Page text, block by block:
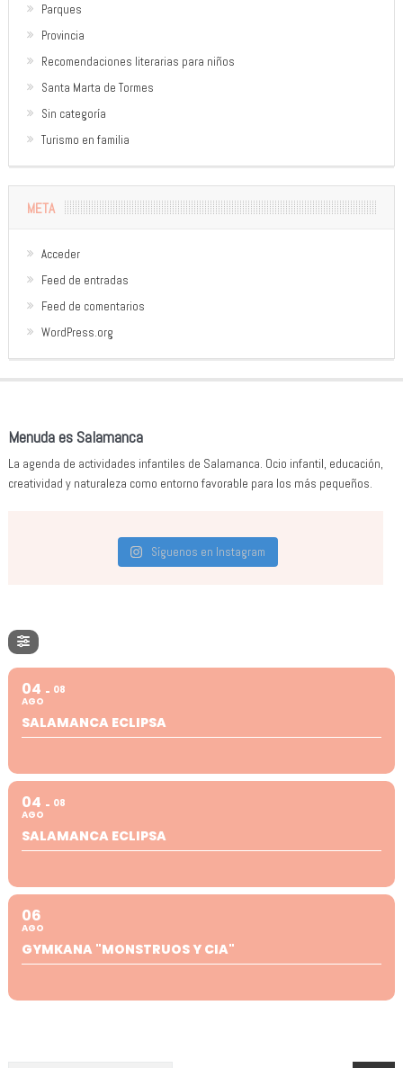
Parques
Provincia
Recomendaciones literarias para niños
Santa Marta de Tormes
Sin categoría
Turismo en familia
META
Acceder
Feed de entradas
Feed de comentarios
WordPress.org
Menuda es Salamanca
La agenda de actividades infantiles de Salamanca. Ocio infantil, educación,
creatividad y naturaleza como entorno favorable para los más pequeños.
Síguenos en Instagram
04
AGO
08
SALAMANCA ECLIPSA
04
AGO
08
SALAMANCA ECLIPSA
06
AGO
GYMKANA "MONSTRUOS Y CIA"